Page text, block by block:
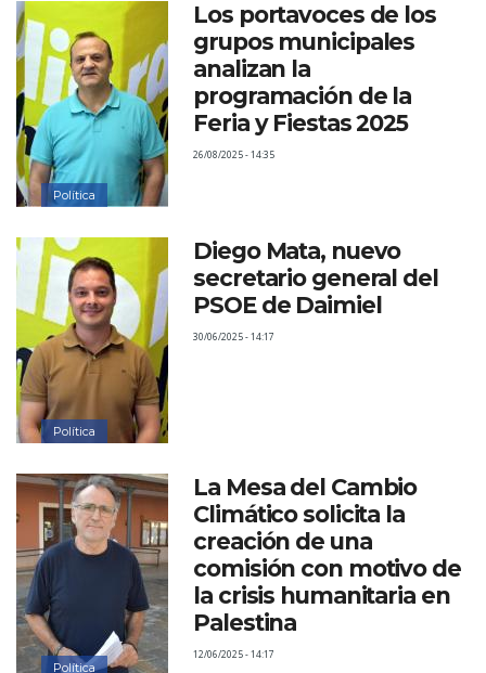
Política
Los portavoces de los
grupos municipales
analizan la
programación de la
Feria y Fiestas 2025
26/08/2025 - 14:35
Política
Diego Mata, nuevo
secretario general del
PSOE de Daimiel
30/06/2025 - 14:17
Política
La Mesa del Cambio
Climático solicita la
creación de una
comisión con motivo de
la crisis humanitaria en
Palestina
12/06/2025 - 14:17